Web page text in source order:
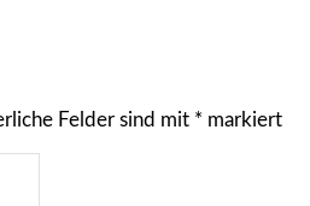
Felder sind mit * markiert